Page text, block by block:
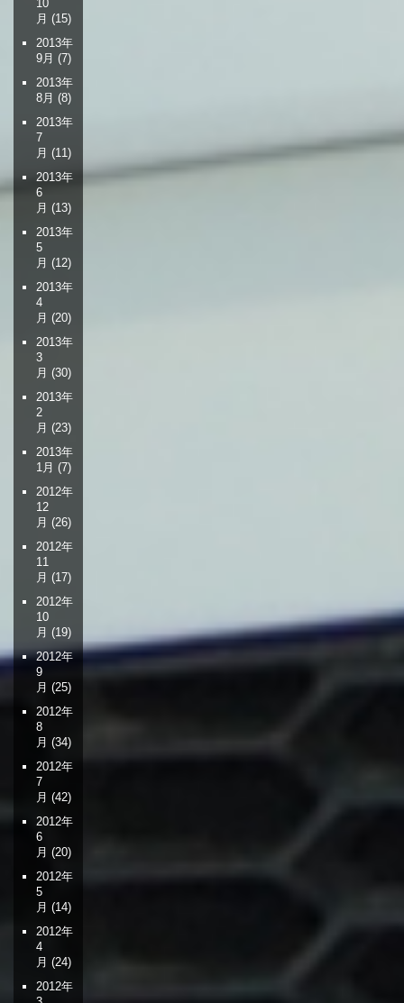
10
月 (15)
2013年
9月 (7)
2013年
8月 (8)
2013年
7
月 (11)
2013年
6
月 (13)
2013年
5
月 (12)
2013年
4
月 (20)
2013年
3
月 (30)
2013年
2
月 (23)
2013年
1月 (7)
2012年
12
月 (26)
2012年
11
月 (17)
2012年
10
月 (19)
2012年
9
月 (25)
2012年
8
月 (34)
2012年
7
月 (42)
2012年
6
月 (20)
2012年
5
月 (14)
2012年
4
月 (24)
2012年